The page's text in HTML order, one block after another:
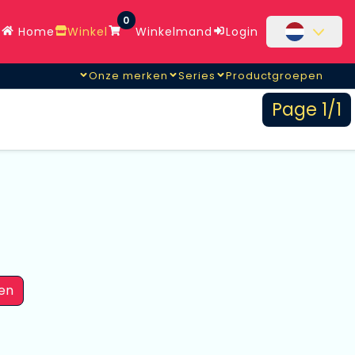
Home Winkel
0
Winkelmand Login
Onze merken Series Productgroepen
Page 1/1